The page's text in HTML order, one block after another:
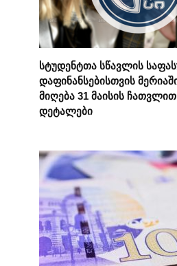
სტუდენტთა სწავლის
დაფინანსებისთვის
მიღება 31 მაისის
დეტალები